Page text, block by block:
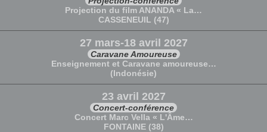
Projection du film ANANDA « La…
CASSENEUIL (47)
27 mars-18 avril 2027
Caravane Amoureuse
Enseignement et Caravane amoureuse…
(Indonésie)
23 avril 2027
Concert-conférence
Concert Marc Vella « L'Âme…
FONTAINE (38)